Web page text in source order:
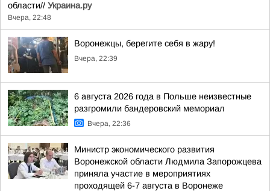
области// Украина.ру
Вчера, 22:48
Воронежцы, берегите себя в жару!
Вчера, 22:39
6 августа 2026 года в Польше неизвестные
разгромили бандеровский мемориал
Вчера, 22:36
Министр экономического развития
Воронежской области Людмила Запорожцева
приняла участие в мероприятиях
проходящей 6-7 августа в Воронеже